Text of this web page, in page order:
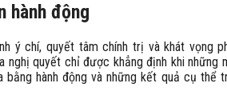
hành động
ý chí, quyết tâm chính trị và khát vọng
nghị quyết chỉ được khẳng định khi những
hành động và những kết quả cụ thể